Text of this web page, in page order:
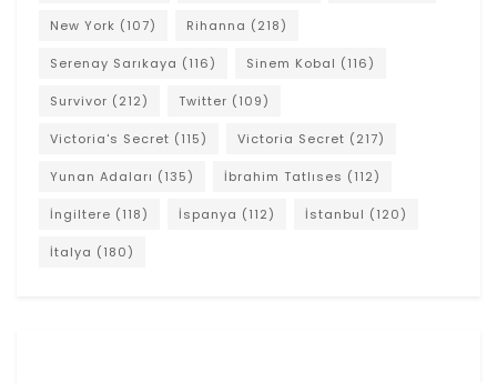
New York (107) Rihanna (218)
Serenay Sarıkaya (116) Sinem Kobal (116)
Survivor (212) Twitter (109)
Victoria's Secret (115) Victoria Secret (217)
Yunan Adaları (135) İbrahim Tatlıses (112)
İngiltere (118) İspanya (112) İstanbul (120)
İtalya (180)